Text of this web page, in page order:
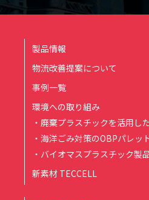
製品情報
物流改善提案について
事例一覧
環境への取り組み
・廃棄プラスチックを活用し
・海洋ごみ対策のOBPパレッ
・バイオマスプラスチック製
新素材 TECCELL